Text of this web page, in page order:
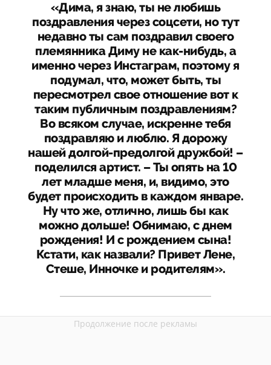
«Дима, я знаю, ты не любишь
поздравления через соцсети, но тут
недавно ты сам поздравил своего
племянника Диму не как-нибудь, а
именно через Инстаграм, поэтому я
подумал, что, может быть, ты
пересмотрел свое отношение вот к
таким публичным поздравлениям?
Во всяком случае, искренне тебя
поздравляю и люблю. Я дорожу
нашей долгой-предолгой дружбой! –
поделился артист. – Ты опять на 10
лет младше меня, и, видимо, это
будет происходить в каждом январе.
Ну что же, отлично, лишь бы как
можно дольше! Обнимаю, с днем
рождения! И с рождением сына!
Кстати, как назвали? Привет Лене,
Стеше, Инночке и родителям».